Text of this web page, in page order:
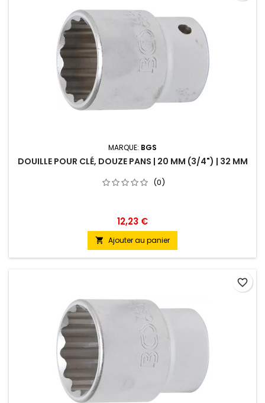
MARQUE: BGS
DOUILLE POUR CLÉ, DOUZE PANS | 20 MM (3/4") | 32 MM
(0)
12,23 €
 Ajouter au panier
favorite_border